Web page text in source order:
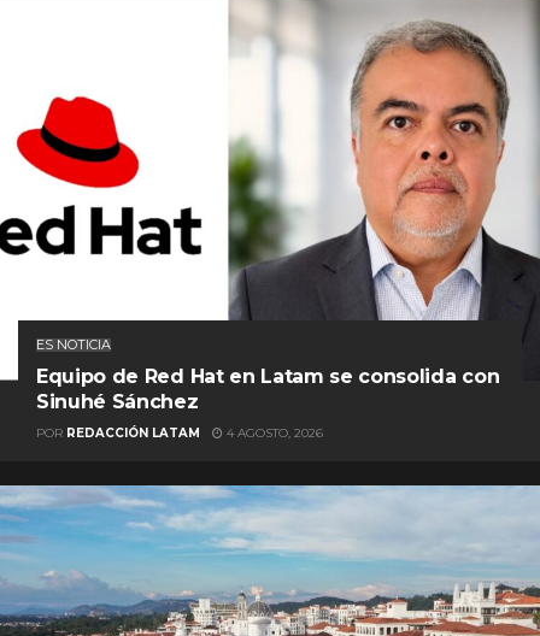
ES NOTICIA
Equipo de Red Hat en Latam se consolida con
Sinuhé Sánchez
POR REDACCIÓN LATAM 4 AGOSTO, 2026